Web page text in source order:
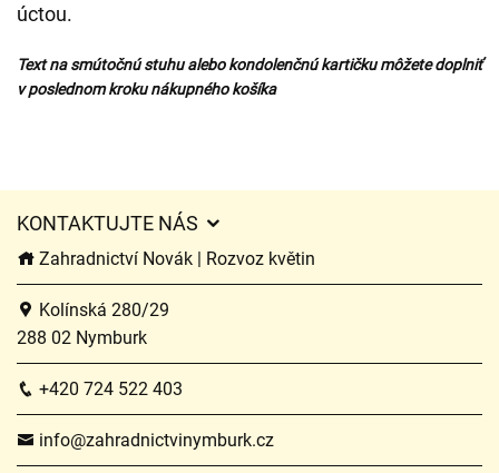
úctou.
Text na smútočnú stuhu alebo kondolenčnú kartičku môžete doplniť
v poslednom kroku nákupného košíka
KONTAKTUJTE NÁS
Zahradnictví Novák | Rozvoz květin
Kolínská 280/29
288 02 Nymburk
+420 724 522 403
info@zahradnictvinymburk.cz